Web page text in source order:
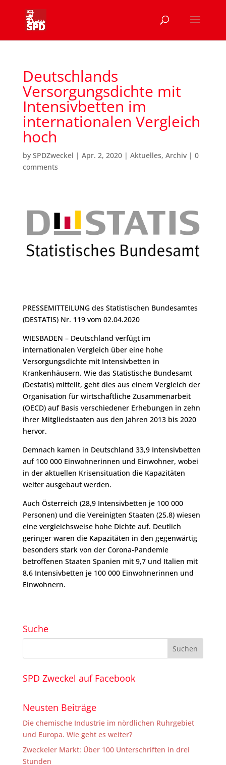
Deutschlands
Versorgungsdichte mit
Intensivbetten im
internationalen Vergleich
hoch
by SPDZweckel | Apr. 2, 2020| Aktuelles, Archiv| 0
comments
PRESSEMITTEILUNG des Statistischen Bundesamtes
(DESTATIS) Nr. 119 vom 02.04.2020
WIESBADEN – Deutschland verfügt im
internationalen Vergleich über eine hohe
Versorgungsdichte mit Intensivbetten in
Krankenhäusern. Wie das Statistische Bundesamt
(Destatis) mitteilt, geht dies aus einem Vergleich der
Organisation für wirtschaftliche Zusammenarbeit
(OECD) auf Basis verschiedener Erhebungen in zehn
ihrer Mitgliedstaaten aus den Jahren 2013 bis 2020
hervor.
Demnach kamen in Deutschland 33,9 Intensivbetten
auf 100 000 Einwohnerinnen und Einwohner, wobei
in der aktuellen Krisensituation die Kapazitäten
weiter ausgebaut werden.
Auch Österreich (28,9 Intensivbetten je 100 000
Personen) und die Vereinigten Staaten (25,8) wiesen
eine vergleichsweise hohe Dichte auf. Deutlich
geringer waren die Kapazitäten in den gegenwärtig
besonders stark von der Corona-Pandemie
betroffenen Staaten Spanien mit 9,7 und Italien mit
8,6 Intensivbetten je 100 000 Einwohnerinnen und
Einwohnern.
Suche
SPD Zweckel auf Facebook
Neusten Beiträge
Die chemische Industrie im nördlichen Ruhrgebiet
und Europa. Wie geht es weiter?
Zweckeler Markt: Über 100 Unterschriften in drei
Stunden